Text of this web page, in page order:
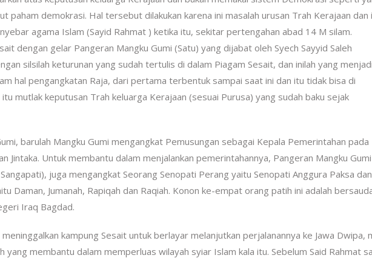
paham demokrasi. Hal tersebut dilakukan karena ini masalah urusan Trah Kerajaan dan
agama Islam (Sayid Rahmat ) ketika itu, sekitar pertengahan abad 14 M silam.
dengan gelar Pangeran Mangku Gumi (Satu) yang dijabat oleh Syech Sayyid Saleh
silsilah keturunan yang sudah tertulis di dalam Piagam Sesait, dan inilah yang menjadi
hal pengangkatan Raja, dari pertama terbentuk sampai saat ini dan itu tidak bisa di
mutlak keputusan Trah keluarga Kerajaan (sesuai Purusa) yang sudah baku sejak
barulah Mangku Gumi mengangkat Pemusungan sebagai Kepala Pemerintahan pada
Jintaka. Untuk membantu dalam menjalankan pemerintahannya, Pangeran Mangku Gumi
juga mengangkat Seorang Senopati Perang yaitu Senopati Anggura Paksa dan
Daman, Jumanah, Rapiqah dan Raqiah. Konon ke-empat orang patih ini adalah
Iraq Bagdad.
kampung Sesait untuk berlayar melanjutkan perjalanannya ke Jawa Dwipa,
yang membantu dalam memperluas wilayah syiar Islam kala itu. Sebelum Said Rahmat